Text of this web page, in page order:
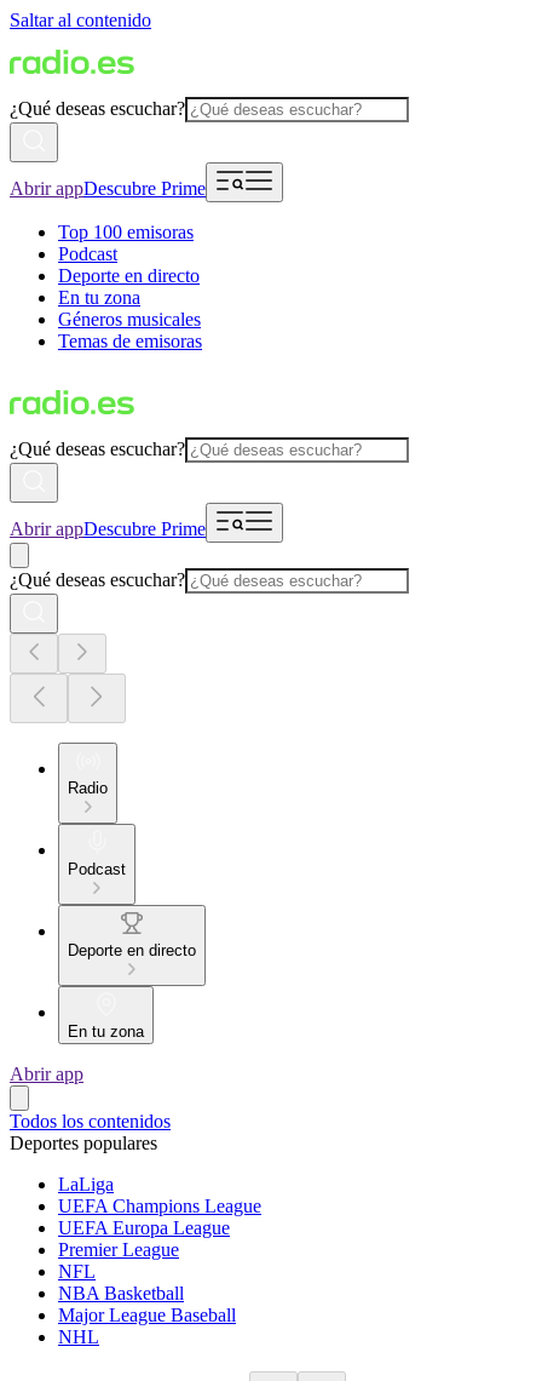
Saltar al contenido
¿Qué deseas escuchar?
Abrir appDescubre Prime
Top 100 emisoras
Podcast
Deporte en directo
En tu zona
Géneros musicales
Temas de emisoras
¿Qué deseas escuchar?
Abrir appDescubre Prime
¿Qué deseas escuchar?
Radio
Podcast
Deporte en directo
En tu zona
Abrir app
Todos los contenidos
Deportes populares
LaLiga
UEFA Champions League
UEFA Europa League
Premier League
NFL
NBA Basketball
Major League Baseball
NHL